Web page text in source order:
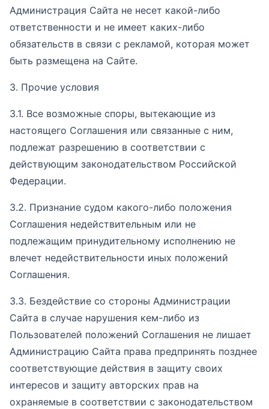
Администрация Сайта не несет какой-либо
ответственности и не имеет каких-либо
обязательств в связи с рекламой, которая может
быть размещена на Сайте.
3. Прочие условия
3.1. Все возможные споры, вытекающие из
настоящего Соглашения или связанные с ним,
подлежат разрешению в соответствии с
действующим законодательством Российской
Федерации.
3.2. Признание судом какого-либо положения
Соглашения недействительным или не
подлежащим принудительному исполнению не
влечет недействительности иных положений
Соглашения.
3.3. Бездействие со стороны Администрации
Сайта в случае нарушения кем-либо из
Пользователей положений Соглашения не лишает
Администрацию Сайта права предпринять позднее
соответствующие действия в защиту своих
интересов и защиту авторских прав на
охраняемые в соответствии с законодательством